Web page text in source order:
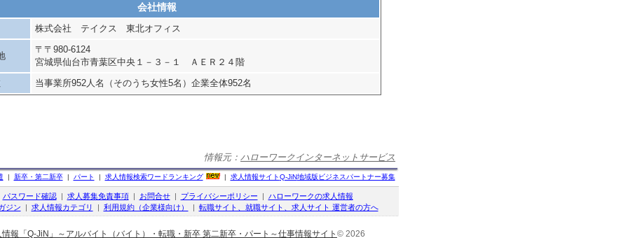
会社情報
株式会社 テイクス 東北オフィス
〒〒980-6124
宮城県仙台市青葉区中央１－３－１ ＡＥＲ２４階
当事業所952人名（そのうち女性5名）企業全体952名
情報元： ハローワークインターネットサービス
| 新卒・第二新卒| パート | 求人情報検索ワードランキング | 求人情報サイトQ-JiN地域版ビジネスパートナー募集
パスワード確認| 求人募集免責事項| お問合せ| プライバシーポリシー | ハローワークの求人情報
ジン | 求人情報カテゴリ | 利用規約（企業様向け） | 転職サイト、就職サイト、求人サイト 運営者の方へ
情報「Q-JiN」～アルバイト（バイト）・転職・新卒 第二新卒・パート～仕事情報サイト © 2026